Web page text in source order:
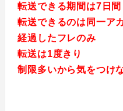
転送できる期間は7日間
転送できるのは同一ア
経過したフレのみ
転送は1度きり
制限多いから気をつけ